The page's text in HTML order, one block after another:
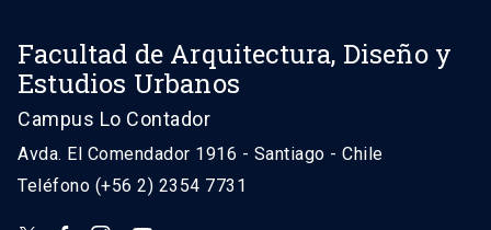
Facultad de Arquitectura, Diseño y
Estudios Urbanos
Campus Lo Contador
Avda. El Comendador 1916 - Santiago - Chile
Teléfono (+56 2) 2354 7731